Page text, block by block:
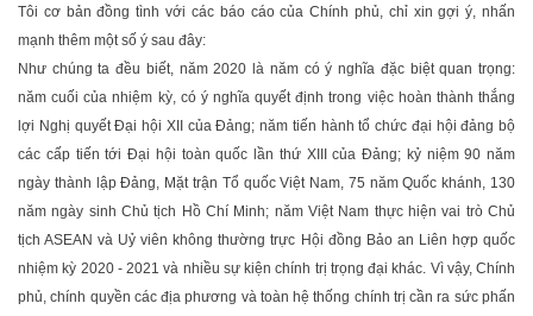
Tôi cơ bản đồng tình với các báo cáo của Chính phủ, chỉ xin gợi ý, nhấn
mạnh thêm một số ý sau đây:
Như chúng ta đều biết, năm 2020 là năm có ý nghĩa đặc biệt quan trọng:
năm cuối của nhiệm kỳ, có ý nghĩa quyết định trong việc hoàn thành thắng
lợi Nghị quyết Đại hội XII của Đảng; năm tiến hành tổ chức đại hội đảng bộ
các cấp tiến tới Đại hội toàn quốc lần thứ XIII của Đảng; kỷ niệm 90 năm
ngày thành lập Đảng, Mặt trận Tổ quốc Việt Nam, 75 năm Quốc khánh, 130
năm ngày sinh Chủ tịch Hồ Chí Minh; năm Việt Nam thực hiện vai trò Chủ
tịch ASEAN và Uỷ viên không thường trực Hội đồng Bảo an Liên hợp quốc
nhiệm kỳ 2020 - 2021 và nhiều sự kiện chính trị trọng đại khác. Vì vậy, Chính
phủ, chính quyền các địa phương và toàn hệ thống chính trị cần ra sức phấn